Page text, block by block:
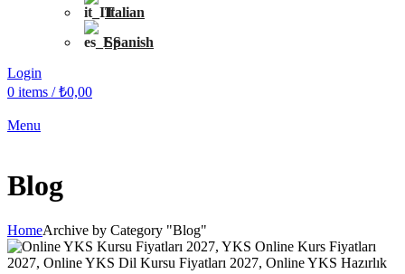
Italian
Spanish
Login
0 items / ₺0,00
Menu
Blog
HomeArchive by Category "Blog"